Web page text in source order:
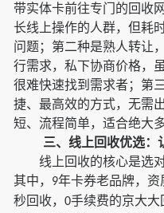
带实体卡前往专门的回收
长线上操作的人群，但耗
问题；第二种是熟人转让
行需求，私下协商价格，
很难快速找到需求者；第
捷、最高效的方式，无需
短、流程简单，适合绝大多
三、线上回收优选：
线上回收的核心是选
其中， 9年卡券老品牌，
秒回收， 0手续费的京大